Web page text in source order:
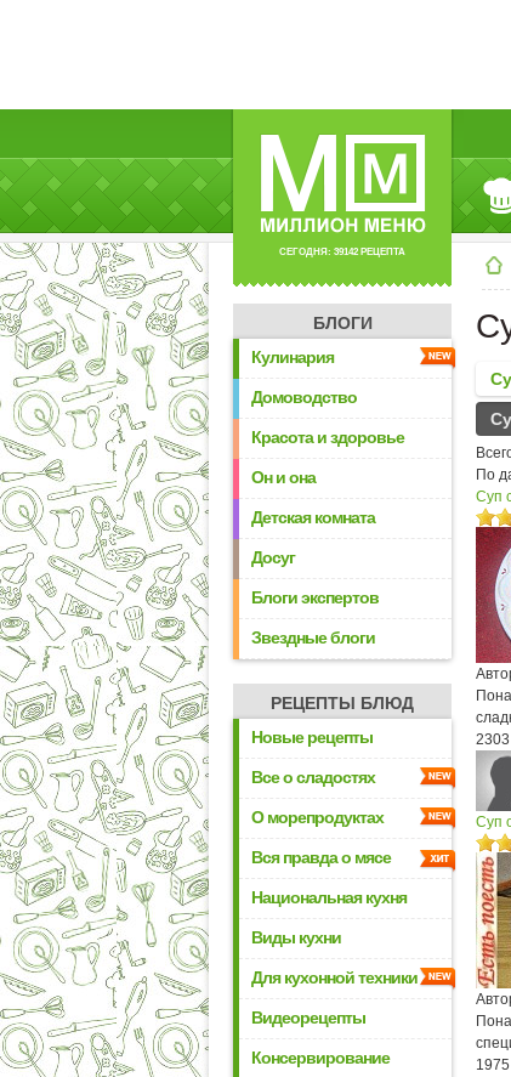
СЕГОДНЯ: 39142 РЕЦЕПТА
БЛОГИ
Кулинария
Домоводство
Красота и здоровье
Он и она
Детская комната
Досуг
Блоги экспертов
Звездные блоги
РЕЦЕПТЫ БЛЮД
Новые рецепты
Все о сладостях
О морепродуктах
Вся правда о мясе
Национальная кухня
Виды кухни
Для кухонной техники
Видеорецепты
Консервирование
По
Суп
2303
Суп
1975